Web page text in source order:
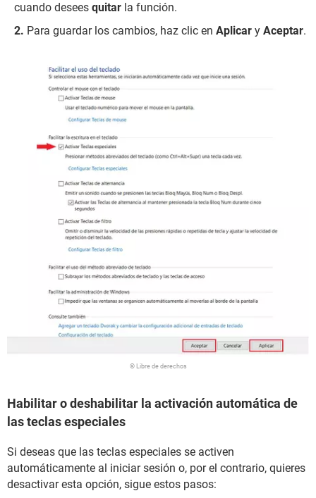
cuando desees quitar la función.
Para guardar los cambios, haz clic en Aplicar y Aceptar.
© Libre de derechos
Habilitar o deshabilitar la activación automática de
las teclas especiales
Si deseas que las teclas especiales se activen
automáticamente al iniciar sesión o, por el contrario, quieres
desactivar esta opción, sigue estos pasos: